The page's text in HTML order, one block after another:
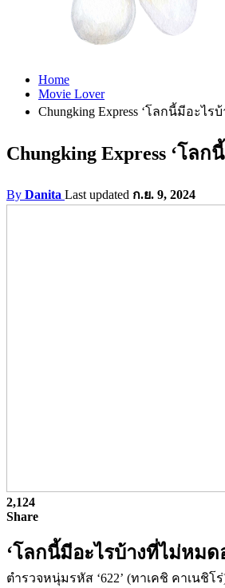
Home
Movie Lover
Chungking Express ‘โลกนี้มีอะไร
Chungking Express ‘โล
By Danita Last updated ก.ย. 9, 2024
2,124
Share
‘โลกนี้มีอะไรบ้างที่ไม่หมด
ตำรวจหนุ่มรหัส ‘622’ (ทาเคชิ คาเนชิ